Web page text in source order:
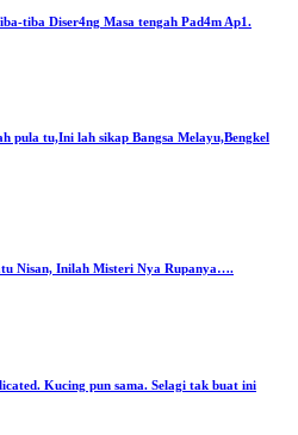
tiba Diser4ng Masa tengah Pad4m Ap1.
pula tu,Ini lah sikap Bangsa Melayu,Bengkel
Nisan, Inilah Misteri Nya Rupanya….
Kucing pun sama. Selagi tak buat ini